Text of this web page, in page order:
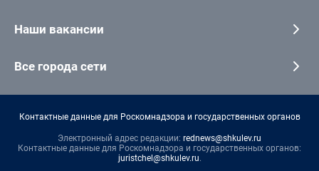
Наши вакансии
Все города сети
Контактные данные для Роскомнадзора и государственных органов
Электронный адрес редакции: rednews@shkulev.ru
Контактные данные для Роскомнадзора и государственных органов:
juristchel@shkulev.ru.